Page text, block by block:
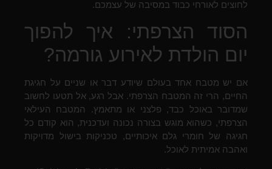
לחוצים לאורחי כבוד במסיבה של עצמכם.
הסוד הצרפתי: איך להפוך
יום הולדת לאירוע גורמה?
אם יש מטבח אחד בעולם שיודע דבר או שניים על חגיגת
החיים, הרי זה המטבח הצרפתי. אבל רגע, אל תטעו לחשוב
שמדובר באוכל כבד, פלצני או מתאמץ. המטבח העילאי
הצרפתי, כשהוא מוגש בצורה נכונה ועדכנית, הוא קודם כל
חגיגה של חומרי גלם איכותיים, טכניקות בישול מדויקות
ואהבה אמיתית לאוכל.